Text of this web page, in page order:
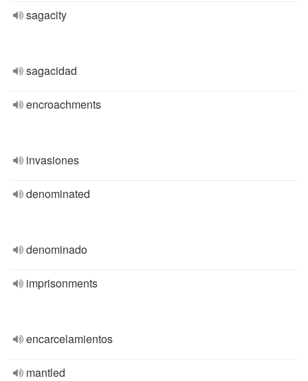
sagacity
sagacidad
encroachments
invasiones
denominated
denominado
imprisonments
encarcelamientos
mantled